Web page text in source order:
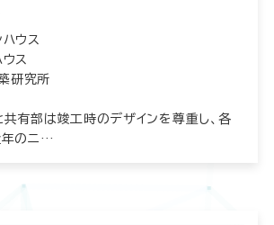
ウス
ス
研究所
有部は竣工時のデザインを尊重し、各
年のニ…